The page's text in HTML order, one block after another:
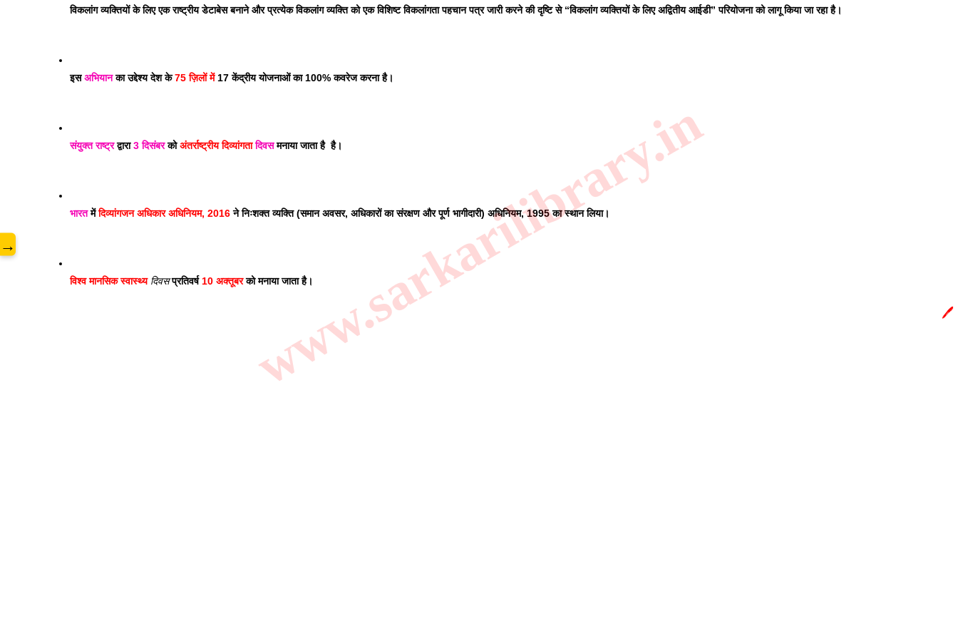
विकलांग व्यक्तियों के लिए एक राष्ट्रीय डेटाबेस बनाने और प्रत्येक विकलांग व्यक्ति को एक विशिष्ट विकलांगता पहचान पत्र जारी करने की दृष्टि से “विकलांग व्यक्तियों के लिए अद्वितीय आईडी” परियोजना को लागू किया जा रहा है।
इस अभियान का उद्देश्य देश के 75 ज़िलों में 17 केंद्रीय योजनाओं का 100% कवरेज करना है।
संयुक्त राष्ट्र द्वारा 3 दिसंबर को अंतर्राष्ट्रीय दिव्यांगता दिवस मनाया जाता है  है।
भारत में दिव्यांगजन अधिकार अधिनियम, 2016 ने निःशक्त व्यक्ति (समान अवसर, अधिकारों का संरक्षण और पूर्ण भागीदारी) अधिनियम, 1995 का स्थान लिया।
विश्व मानसिक स्वास्थ्य दिवस प्रतिवर्ष 10 अक्तूबर को मनाया जाता है।
www.sarkarilibrary.in
→
🖊️